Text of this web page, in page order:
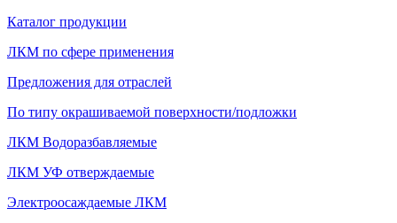
Каталог продукции
ЛКМ по сфере применения
Предложения для отраслей
По типу окрашиваемой поверхности/подложки
ЛКМ Водоразбавляемые
ЛКМ УФ отверждаемые
Электроосаждаемые ЛКМ